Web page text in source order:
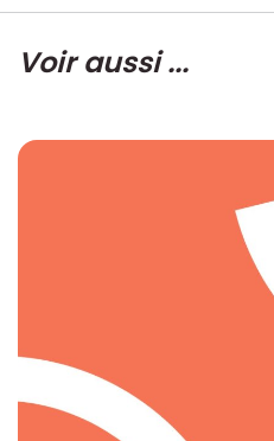
Voir aussi ...